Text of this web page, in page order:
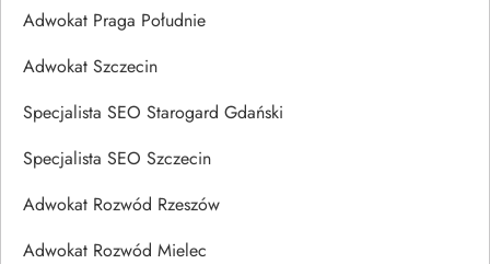
Adwokat Praga Południe
Adwokat Szczecin
Specjalista SEO Starogard Gdański
Specjalista SEO Szczecin
Adwokat Rozwód Rzeszów
Adwokat Rozwód Mielec